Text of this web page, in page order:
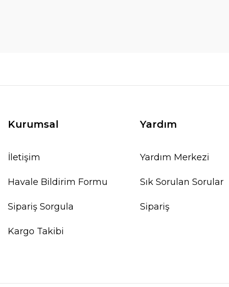
Kurumsal
İletişim
Havale Bildirim Formu
Sipariş Sorgula
Kargo Takibi
Yardım
Yardım Merkezi
Sık Sorulan Sorular
Sipariş